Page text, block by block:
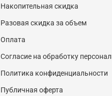
Накопительная скидка
Разовая скидка за объем
Оплата
Согласие на обработку
Политика конфиденциальности
Публичная оферта